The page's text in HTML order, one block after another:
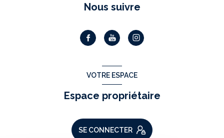
Nous suivre
VOTRE ESPACE
Espace propriétaire
SE CONNECTER